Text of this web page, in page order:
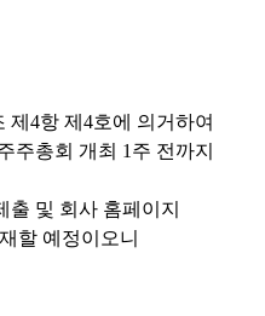
제4항 제4호에 의거하여
주총회 개최 1주 전까지
및 회사 홈페이지
할 예정이오니